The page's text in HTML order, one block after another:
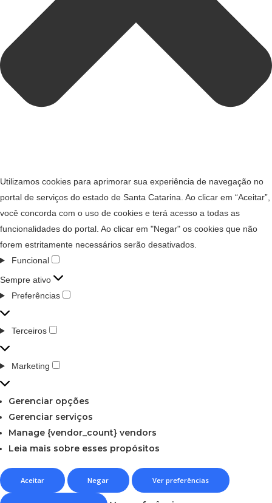
Utilizamos cookies para aprimorar sua experiência de navegação no
portal de serviços do estado de Santa Catarina. Ao clicar em “Aceitar”,
você concorda com o uso de cookies e terá acesso a todas as
funcionalidades do portal. Ao clicar em "Negar" os cookies que não
forem estritamente necessários serão desativados.
Funcional
Sempre ativo
Preferências
Terceiros
Marketing
Gerenciar opções
Gerenciar serviços
Manage {vendor_count} vendors
Leia mais sobre esses propósitos
Aceitar Negar Ver preferências